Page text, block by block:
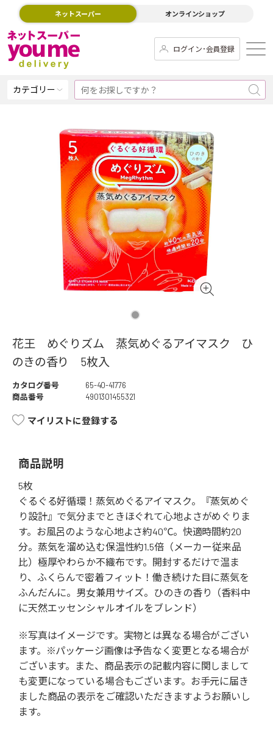
ネットスーパー オンラインショップ
ログイン･会員登録
カテゴリー
花王 めぐりズム 蒸気めぐるアイマスク ひ
のきの香り 5枚入
カタログ番号
65-40-41776
商品番号
4901301455321
マイリストに登録する
商品説明
5枚
ぐるぐる好循環！蒸気めぐるアイマスク。『蒸気めぐ
り設計』で気分までときほぐれて心地よさがめぐりま
す。お風呂のような心地よさ約40℃。快適時間約20
分。蒸気を溜め込む保温性約1.5倍（メーカー従来品
比）極厚やわらか不織布です。開封するだけで温ま
り、ふくらんで密着フィット！働き続けた目に蒸気を
ふんだんに。男女兼用サイズ。ひのきの香り（香料中
に天然エッセンシャルオイルをブレンド）
※写真はイメージです。実物とは異なる場合がござい
ます。※パッケージ画像は予告なく変更となる場合が
ございます。また、商品表示の記載内容に関しまして
も変更になっている場合もございます。お手元に届き
ました商品の表示をご確認いただきますようお願いし
ます。